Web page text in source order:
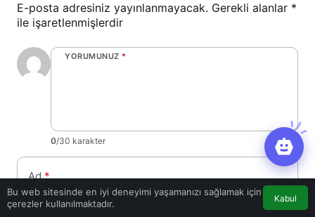
E-posta adresiniz yayınlanmayacak. Gerekli alanlar *
ile işaretlenmişlerdir
YORUMUNUZ *
0/30 karakter
Ad*
Bu web sitesinde en iyi deneyimi yaşamanızı sağlamak için
çerezler kullanılmaktadır.
Kabul